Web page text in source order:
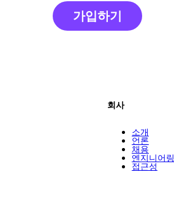
가입하기
회사
소개
언론
채용
엔지니어링
접근성